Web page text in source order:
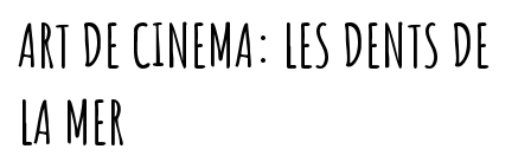
ART DE CINEMA: LES DENTS DE
LA MER